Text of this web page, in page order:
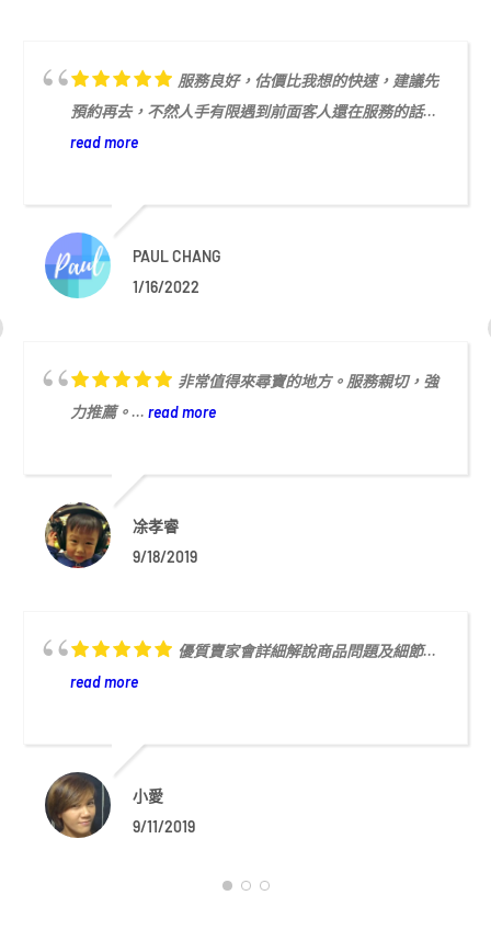
服務良好，估價比我想的快速，建議先
預約再去，不然人手有限遇到前面客人還在服務的話...
read more
PAUL CHANG
1/16/2022
非常值得來尋寶的地方。服務親切，強
力推薦。... read more
凃孝睿
9/18/2019
優質賣家會詳細解說商品問題及細節...
read more
小愛
9/11/2019